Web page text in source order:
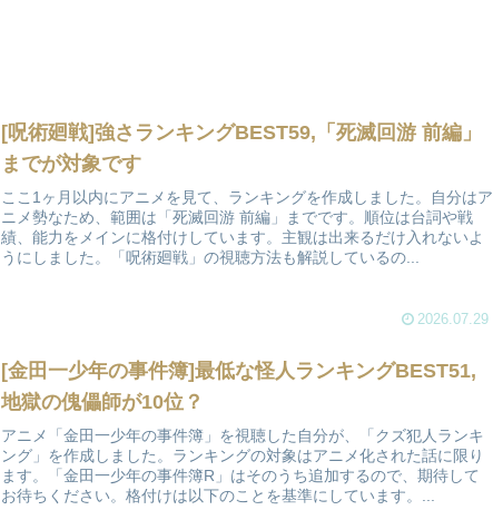
[呪術廻戦]強さランキングBEST59,「死滅回游 前編」
までが対象です
ここ1ヶ月以内にアニメを見て、ランキングを作成しました。自分はア
ニメ勢なため、範囲は「死滅回游 前編」までです。順位は台詞や戦
績、能力をメインに格付けしています。主観は出来るだけ入れないよ
うにしました。「呪術廻戦」の視聴方法も解説しているの...
2026.07.29
[金田一少年の事件簿]最低な怪人ランキングBEST51,
地獄の傀儡師が10位？
アニメ「金田一少年の事件簿」を視聴した自分が、「クズ犯人ランキ
ング」を作成しました。ランキングの対象はアニメ化された話に限り
ます。「金田一少年の事件簿R」はそのうち追加するので、期待して
お待ちください。格付けは以下のことを基準にしています。...